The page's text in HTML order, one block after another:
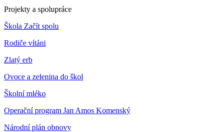
Projekty a spolupráce
Škola Začít spolu
Rodiče vítáni
Zlatý erb
Ovoce a zelenina do škol
Školní mléko
Operační program Jan Amos Komenský
Národní plán obnovy